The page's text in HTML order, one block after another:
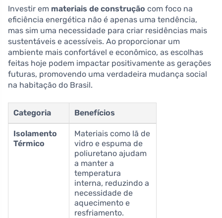
Investir em materiais de construção com foco na
eficiência energética não é apenas uma tendência,
mas sim uma necessidade para criar residências mais
sustentáveis e acessíveis. Ao proporcionar um
ambiente mais confortável e econômico, as escolhas
feitas hoje podem impactar positivamente as gerações
futuras, promovendo uma verdadeira mudança social
na habitação do Brasil.
Categoria Benefícios
Isolamento
Térmico
Materiais como lã de
vidro e espuma de
poliuretano ajudam
a manter a
temperatura
interna, reduzindo a
necessidade de
aquecimento e
resfriamento.